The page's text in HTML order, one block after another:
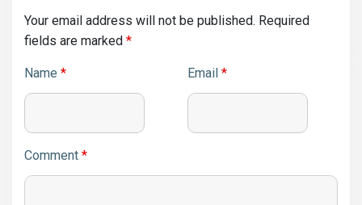
Your email address will not be published. Required
fields are marked *
Name * Email *
Comment *